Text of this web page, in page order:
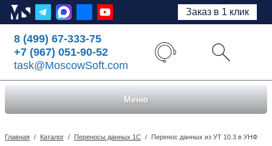
Заказ в 1 клик
8 (499) 67-333-75
+7 (967) 051-90-52
task@MoscowSoft.com
Меню
Главная / Каталог / Переносы данных 1С / Перенос данных из УТ 10.3 в УНФ